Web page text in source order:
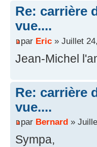
Re: carrière
vue....
par Eric » Juillet
Jean-Michel
Re: carrière
vue....
par Bernard »
Sympa,